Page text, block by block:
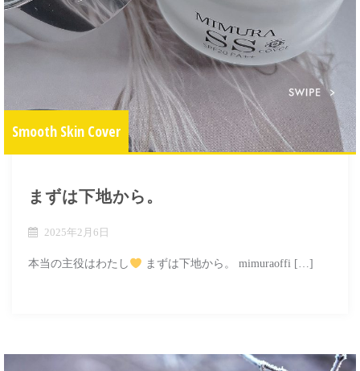
Smooth Skin Cover
まずは下地から。
2025年2月6日
本当の主役はわたし まずは下地から。 mimuraoffi […]